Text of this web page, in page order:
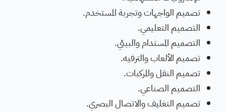
تصميم الواجهات وتجربة المستخدم.
التصميم التعليمي.
التصميم المستدام والبيئي.
تصميم الألعاب والترفيه.
تصميم النقل والمركبات.
التصميم الصناعي.
تصميم التغليف والاتصال البصري.